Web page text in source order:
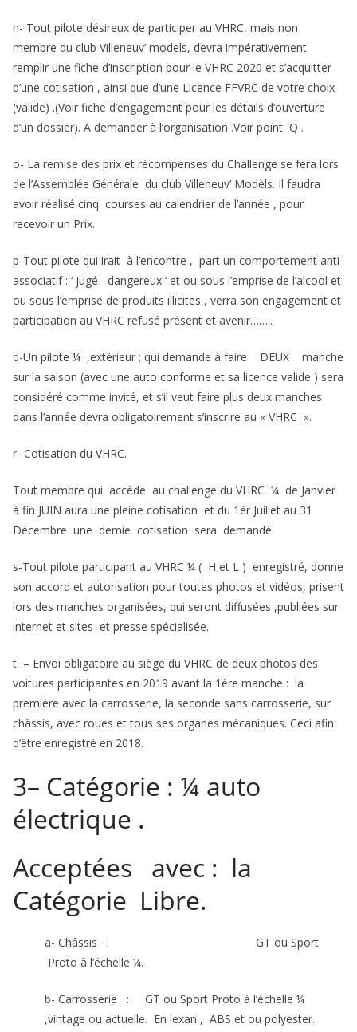
n- Tout pilote désireux de participer au VHRC, mais non
membre du club Villeneuv’ models, devra impérativement
remplir une fiche d’inscription pour le VHRC 2020 et s’acquitter
d’une cotisation , ainsi que d’une Licence FFVRC de votre choix
(valide) .(Voir fiche d’engagement pour les détails d’ouverture
d’un dossier). A demander à l’organisation .Voir point Q .
o- La remise des prix et récompenses du Challenge se fera lors
de l’Assemblée Générale du club Villeneuv’ Modèls. Il faudra
avoir réalisé cinq courses au calendrier de l’année , pour
recevoir un Prix.
p-Tout pilote qui irait à l’encontre , part un comportement anti
associatif : ‘ jugé dangereux ‘ et ou sous l’emprise de l’alcool et
ou sous l’emprise de produits illicites , verra son engagement et
participation au VHRC refusé présent et avenir……..
q-Un pilote ¼ ,extérieur ; qui demande à faire DEUX manche
sur la saison (avec une auto conforme et sa licence valide ) sera
considéré comme invité, et s’il veut faire plus deux manches
dans l’année devra obligatoirement s’inscrire au « VHRC ».
r- Cotisation du VHRC.
Tout membre qui accéde au challenge du VHRC ¼ de Janvier
à fin JUIN aura une pleine cotisation et du 1ér Juillet au 31
Décembre une demie cotisation sera demandé.
s-Tout pilote participant au VHRC ¼ ( H et L ) enregistré, donne
son accord et autorisation pour toutes photos et vidéos, prisent
lors des manches organisées, qui seront diffusées ,publiées sur
internet et sites et presse spécialisée.
t – Envoi obligatoire au siège du VHRC de deux photos des
voitures participantes en 2019 avant la 1ère manche : la
première avec la carrosserie, la seconde sans carrosserie, sur
châssis, avec roues et tous ses organes mécaniques. Ceci afin
d’être enregistré en 2018.
3– Catégorie : ¼ auto
électrique .
Acceptées avec : la
Catégorie Libre.
a- Châssis : GT ou Sport
Proto à l’échelle ¼.
b- Carrosserie : GT ou Sport Proto à l’échelle ¼
,vintage ou actuelle. En lexan , ABS et ou polyester.